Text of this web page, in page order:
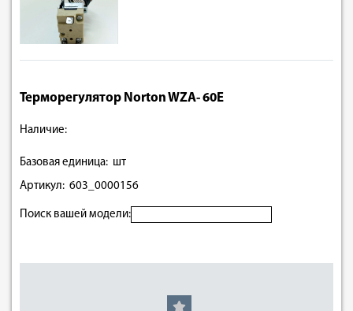
Терморегулятор Norton WZA- 60E
Наличие:
Базовая единица: шт
Артикул: 603_0000156
Поиск вашей модели: